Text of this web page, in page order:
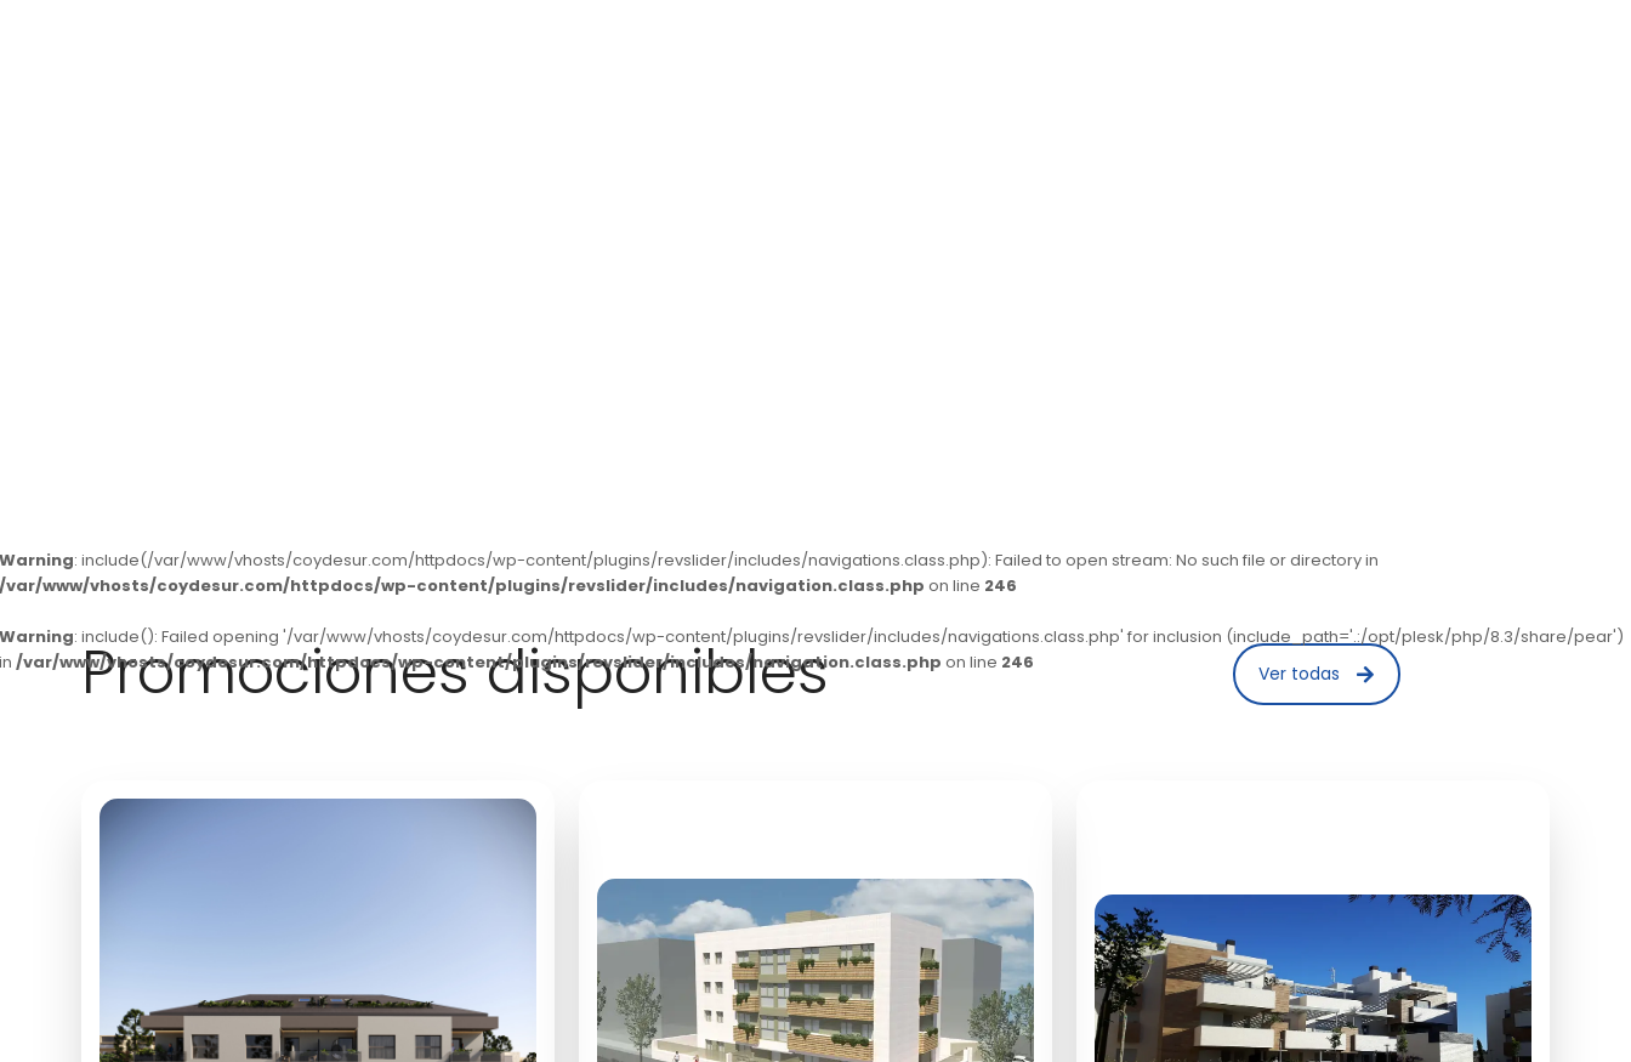
Warning: include(/var/www/vhosts/coydesur.com/httpdocs/wp-content/plugins/revslider/includes/navigations.class.php): Failed to open stream: No such file or directory in
/var/www/vhosts/coydesur.com/httpdocs/wp-content/plugins/revslider/includes/navigation.class.php on line 246
Warning: include(): Failed opening '/var/www/vhosts/coydesur.com/httpdocs/wp-content/plugins/revslider/includes/navigations.class.php' for inclusion (include_path='.:/opt/plesk/php/8.3/share/pear')
in/var/www/vhosts/coydesur.com/httpdocs/wp-content/plugins/revslider/includes/navigation.class.php on line 246
Promociones disponibles Ver todas